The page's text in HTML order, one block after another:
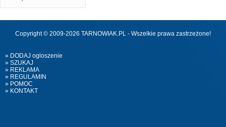
Copyright © 2009-2026 TARNOWIAK.PL - Wszelkie prawa zastrzeżone!
» DODAJ ogloszenie
» SZUKAJ
» REKLAMA
» REGULAMIN
» POMOC
» KONTAKT